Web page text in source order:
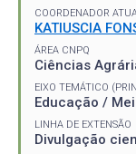
COORDENADOR
KATIUSCIA
ÁREA CNPQ
Ciências
EIXO TEMÁTICO
Educação /
LINHA DE EXTENSÃO
Divulgação